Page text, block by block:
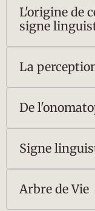
L'origine de
signe
La
De
Signe
Arbre de Vie